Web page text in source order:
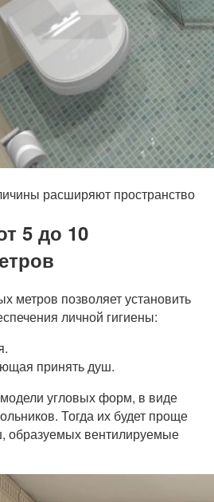
расширяют пространство
5 до 10
метров позволяет установить
личной гигиены:
принять душ.
угловых форм, в виде
Тогда их будет проще
образуемых вентилируемые